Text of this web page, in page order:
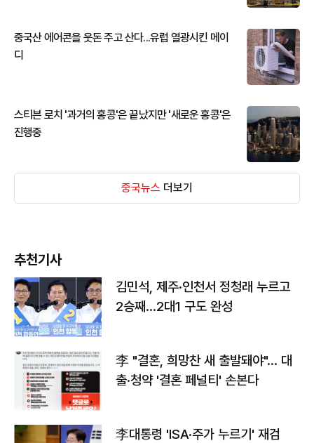
중국산 에어콘을 웃돈 주고 산다...유럽 열광시킨 메이
디
스티븐 로치 '과거의 홍콩'은 끝났지만 '새로운 홍콩'은
진행중
중국뉴스 더보기
추천기사
김민석, 제주·인천서 정청래 누르고
2승째…2대1 구도 완성
李 "결혼, 희망찬 새 출발돼야"… 대
출·청약 '결혼 페널티' 손본다
李대통령 'ISA·주가 누르기' 재검